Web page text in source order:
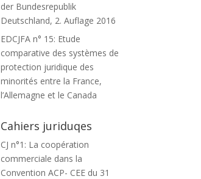
der Bundesrepublik
Deutschland, 2. Auflage 2016
EDCJFA n° 15: Etude
comparative des systèmes de
protection juridique des
minorités entre la France,
l’Allemagne et le Canada
Cahiers juriduqes
CJ n°1: La coopération
commerciale dans la
Convention ACP- CEE du 31